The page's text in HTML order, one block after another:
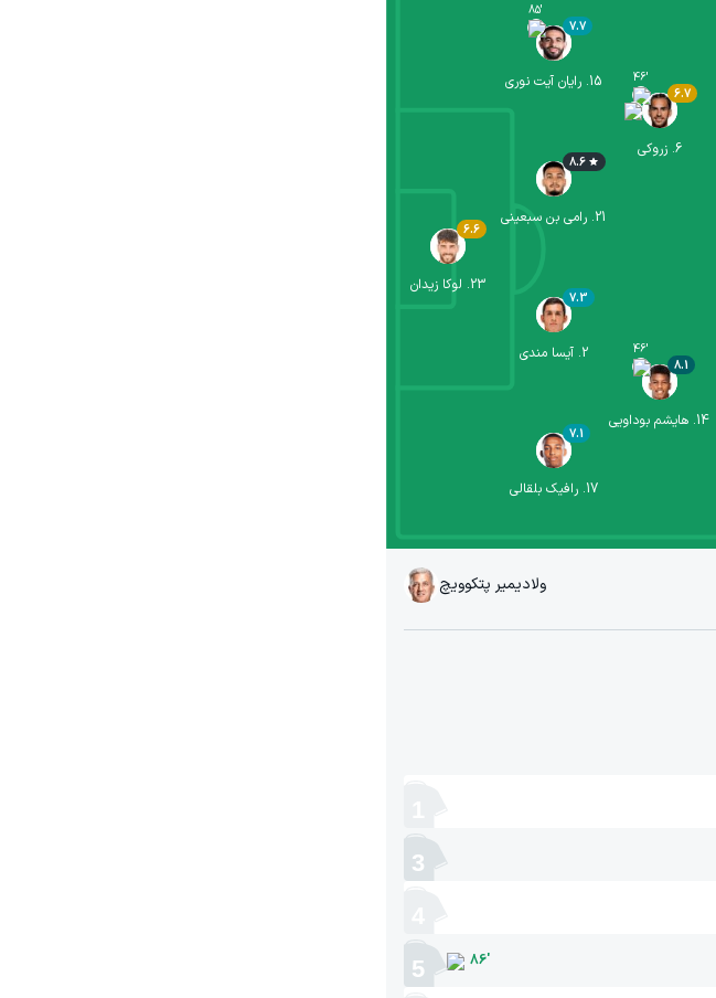
23
. لوکا زیدان
6.6
17
.رافیک بلقالی
7.1
2
.آیسا مندی
7.3
21
. رامی بن سبعینی
8.6
15
. رایان آیت نوری
7.7
85'
14
. هایشم بوداویی
8.1
46'
6
.زروکی
6.7
46'
ولادیمیر پتکوویچ
3
86'
5